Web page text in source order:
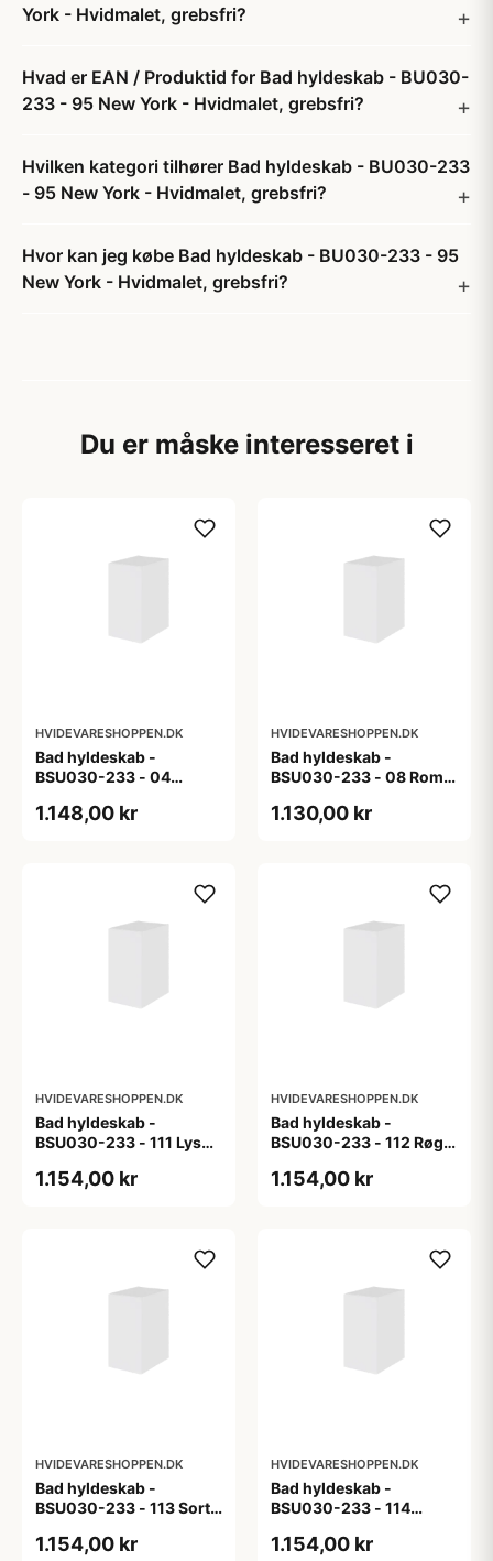
York - Hvidmalet, grebsfri?
Hvad er EAN / Produktid for Bad hyldeskab - BU030-
233 - 95 New York - Hvidmalet, grebsfri?
Hvilken kategori tilhører Bad hyldeskab - BU030-233
- 95 New York - Hvidmalet, grebsfri?
Hvor kan jeg købe Bad hyldeskab - BU030-233 - 95
New York - Hvidmalet, grebsfri?
Du er måske interesseret i
HVIDEVARESHOPPEN.DK
Bad hyldeskab -
BSU030-233 - 04
1.148,00 kr
HVIDEVARESHOPPEN.DK
Bad hyldeskab -
BSU030-233 - 08 Roma
1.130,00 kr
HVIDEVARESHOPPEN.DK
Bad hyldeskab -
BSU030-233 - 111 Lys
1.154,00 kr
HVIDEVARESHOPPEN.DK
Bad hyldeskab -
BSU030-233 - 112 Røget
1.154,00 kr
HVIDEVARESHOPPEN.DK
Bad hyldeskab -
BSU030-233 - 113 Sort
1.154,00 kr
HVIDEVARESHOPPEN.DK
Bad hyldeskab -
BSU030-233 - 114
m/eg ABS-kant
1.154,00 kr